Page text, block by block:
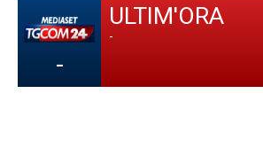
-
ULTIM'ORA
-